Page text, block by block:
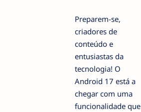
Preparem-se,
criadores de
conteúdo e
entusiastas da
tecnologia! O
Android 17 está a
chegar com uma
funcionalidade que